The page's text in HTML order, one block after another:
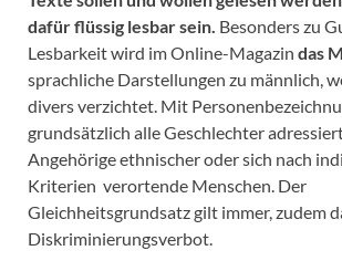
dafür flüssig lesbar sein. Besonders zu
Lesbarkeit wird im Online-Magazin das
sprachliche Darstellungen zu männlich,
divers verzichtet. Mit
grundsätzlich alle Geschlechter
Angehörige ethnischer oder sich nach
Kriterien verortende Menschen. Der
Gleichheitsgrundsatz gilt immer, zudem
Diskriminierungsverbot.